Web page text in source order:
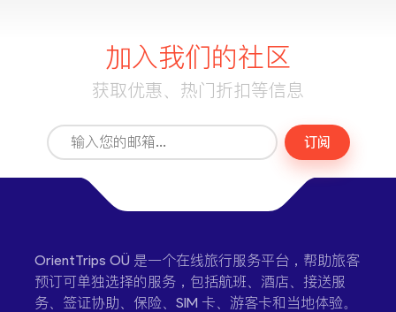
加入我们的社区
获取优惠、热门折扣等信息
订阅
OrientTrips OÜ 是一个在线旅行服务平台，帮助旅客
预订可单独选择的服务，包括航班、酒店、接送服
务、签证协助、保险、SIM 卡、游客卡和当地体验。